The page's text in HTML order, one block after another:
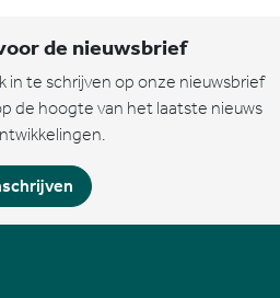
de nieuwsbrief
in te schrijven op onze nieuwsbrief
de hoogte van het laatste nieuws